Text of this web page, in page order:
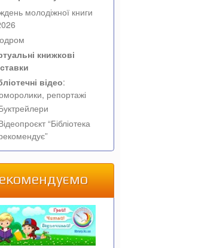
молодіжної книги
книжкові
відео:
репортажі
“Бібліотека